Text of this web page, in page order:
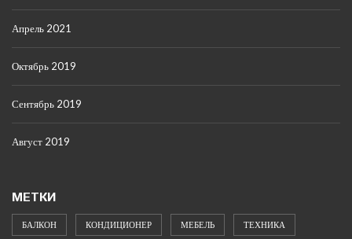
Апрель 2021
Октябрь 2019
Сентябрь 2019
Август 2019
МЕТКИ
БАЛКОН КОНДИЦИОНЕР МЕБЕЛЬ ТЕХНИКА